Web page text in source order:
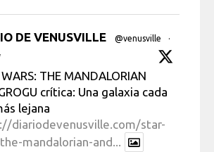
DE VENUSVILLE @venusville
·
WARS: THE MANDALORIAN
crítica: Una galaxia cada
lejana
diariodevenusville.com/star-
mandalorian-and...